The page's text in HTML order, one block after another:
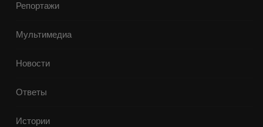
Репортажи
Мультимедиа
Новости
Ответы
Истории